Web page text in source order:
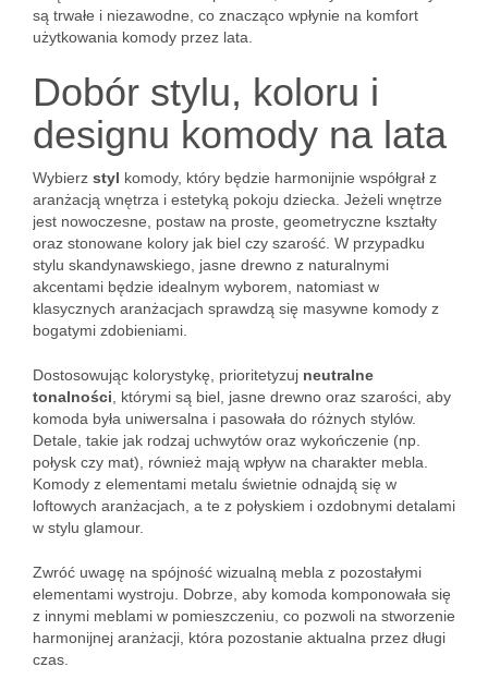
są trwałe i niezawodne, co znacząco wpłynie na komfort
użytkowania komody przez lata.
Dobór stylu, koloru i
designu komody na lata
Wybierz styl komody, który będzie harmonijnie współgrał z
aranżacją wnętrza i estetyką pokoju dziecka. Jeżeli wnętrze
jest nowoczesne, postaw na proste, geometryczne kształty
oraz stonowane kolory jak biel czy szarość. W przypadku
stylu skandynawskiego, jasne drewno z naturalnymi
akcentami będzie idealnym wyborem, natomiast w
klasycznych aranżacjach sprawdzą się masywne komody z
bogatymi zdobieniami.
Dostosowując kolorystykę, prioritetyzuj neutralne
tonalności , którymi są biel, jasne drewno oraz szarości, aby
komoda była uniwersalna i pasowała do różnych stylów.
Detale, takie jak rodzaj uchwytów oraz wykończenie (np.
połysk czy mat), również mają wpływ na charakter mebla.
Komody z elementami metalu świetnie odnajdą się w
loftowych aranżacjach, a te z połyskiem i ozdobnymi detalami
w stylu glamour.
Zwróć uwagę na spójność wizualną mebla z pozostałymi
elementami wystroju. Dobrze, aby komoda komponowała się
z innymi meblami w pomieszczeniu, co pozwoli na stworzenie
harmonijnej aranżacji, która pozostanie aktualna przez długi
czas.